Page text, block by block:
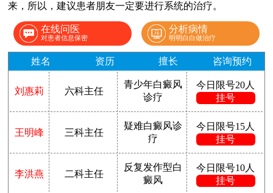
来，所以，建议患者朋友一定要进行系统的治疗。
在线问医
对患者信息保密
分析病情
明明白白做治疗
姓名 资历 擅长 咨询预约
刘惠莉 六科主任
青少年白癜风
诊疗
今日限号20人
挂号
王明峰 三科主任
疑难白癜风诊
疗
今日限号15人
挂号
李洪燕 二科主任
反复发作型白
癜风
今日限号10人
挂号